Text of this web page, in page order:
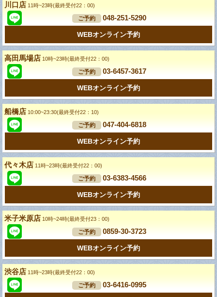
川口店 11時~23時(最終受付22：00)
ご予約 048-251-5290
WEBオンライン予約
高田馬場店 10時~23時(最終受付22：00)
ご予約 03-6457-3617
WEBオンライン予約
船橋店 10:00~23:30(最終受付22：10)
ご予約 047-404-6818
WEBオンライン予約
代々木店 11時~23時(最終受付22：00)
ご予約 03-6383-4566
WEBオンライン予約
米子米原店 10時~24時(最終受付23：00)
ご予約 0859-30-3723
WEBオンライン予約
渋谷店 11時~23時(最終受付22：00)
ご予約 03-6416-0995